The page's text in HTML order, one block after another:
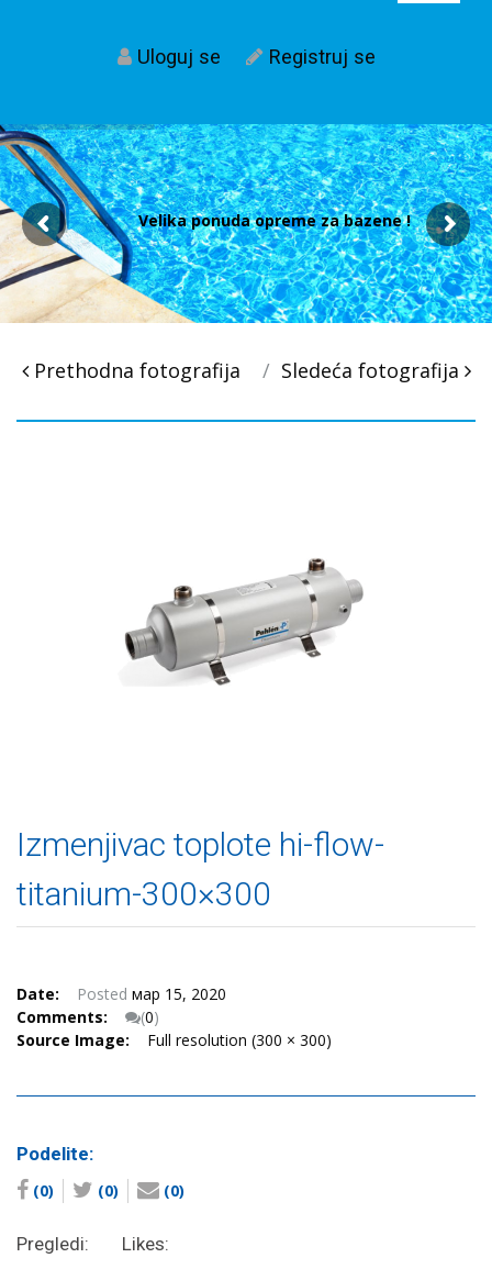
Uloguj se Registruj se
Velika ponuda opreme za bazene !
Post
Prethodna fotografija Sledeća fotografija
Izmenjivac toplote hi-flow-
titanium-300×300
Date: Posted мар 15, 2020
Comments:
(0)
Source Image:
Full resolution (300 × 300)
Podelite:
(0) (0) (0)
Pregledi: Likes: